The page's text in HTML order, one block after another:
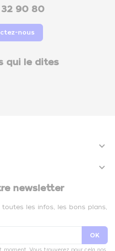
90 80
nous
qui le dites


newsletter
toutes les infos, les bons plans,
moment. Vous trouverez pour cela nos